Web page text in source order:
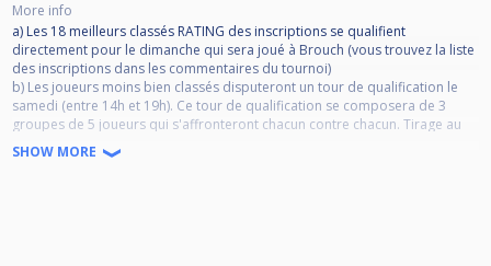
More info
a) Les 18 meilleurs classés RATING des inscriptions se qualifient
directement pour le dimanche qui sera joué à Brouch (vous trouvez la liste
des inscriptions dans les commentaires du tournoi)
b) Les joueurs moins bien classés disputeront un tour de qualification le
samedi (entre 14h et 19h). Ce tour de qualification se composera de 3
groupes de 5 joueurs qui s'affronteront chacun contre chacun. Tirage au
sort direct sans tête de série dans Cuescore. Les deux meilleurs joueurs de
chaque groupe se qualifient pour le dimanche (classement suivant Victoire
SHOW MORE